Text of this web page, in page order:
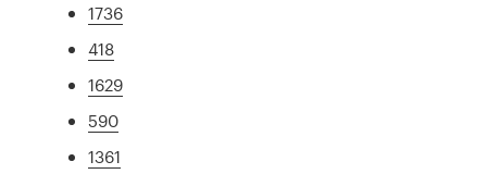
1736
418
1629
590
1361